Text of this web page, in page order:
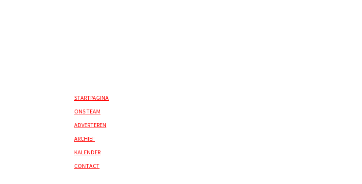
STARTPAGINA
ONS TEAM
ADVERTEREN
ARCHIEF
KALENDER
CONTACT